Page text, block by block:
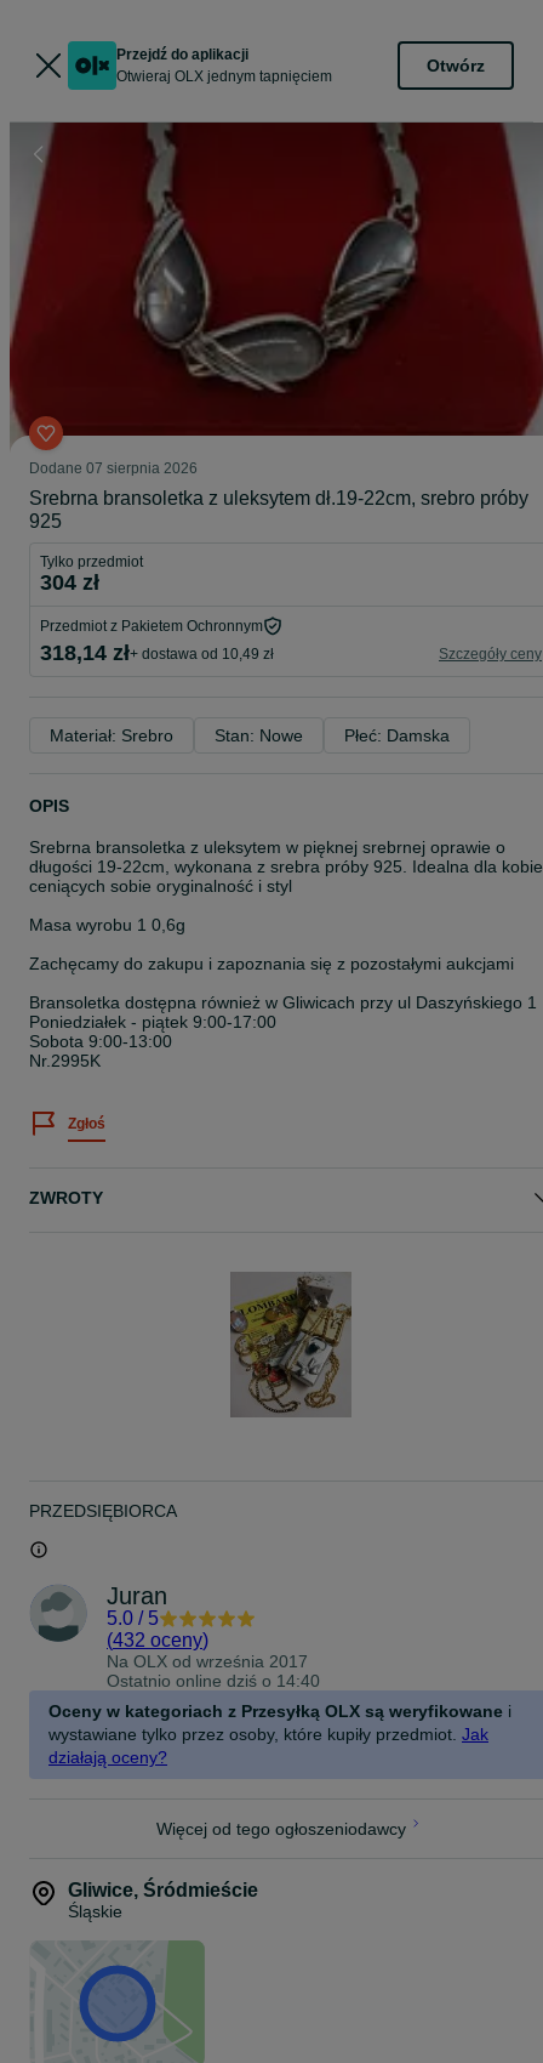
Przejdź do aplikacji
Otwieraj OLX jednym tapnięciem
Otwórz
Dodane 07 sierpnia 2026
Srebrna bransoletka z uleksytem dł.19-22cm, srebro próby
925
Tylko przedmiot
304 zł
Przedmiot z Pakietem Ochronnym
318,14 zł+ dostawa od 10,49 zł Szczegóły ceny
Materiał: Srebro Stan: Nowe Płeć: Damska
OPIS
Srebrna bransoletka z uleksytem w pięknej srebrnej oprawie o
długości 19-22cm, wykonana z srebra próby 925. Idealna dla
ceniących sobie oryginalność i styl
Masa wyrobu 1 0,6g
Zachęcamy do zakupu i zapoznania się z pozostałymi aukcjami
Bransoletka dostępna również w Gliwicach przy ul Daszyńskiego 1
Poniedziałek - piątek 9:00-17:00
Sobota 9:00-13:00
Nr.2995K
Zgłoś
ZWROTY
PRZEDSIĘBIORCA
Juran
5.0 / 5
(432 oceny)
Na OLX od września 2017
Ostatnio online dziś o 14:40
Oceny w kategoriach z Przesyłką OLX są weryfikowane i
wystawiane tylko przez osoby, które kupiły przedmiot. Jak
działają oceny?
Więcej od tego ogłoszeniodawcy
Gliwice, Śródmieście
Śląskie